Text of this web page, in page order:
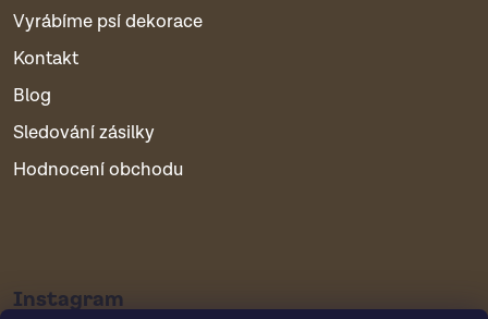
Vyrábíme psí dekorace
Kontakt
Blog
Sledování zásilky
Hodnocení obchodu
Instagram